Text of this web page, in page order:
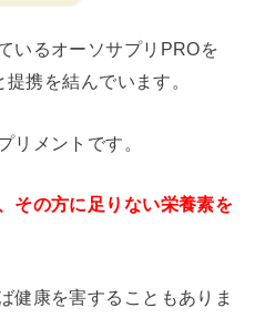
いるオーソサプリPROを
携を結んでいます。
リメントです。
その方に足りない栄養素を
健康を害することもありま